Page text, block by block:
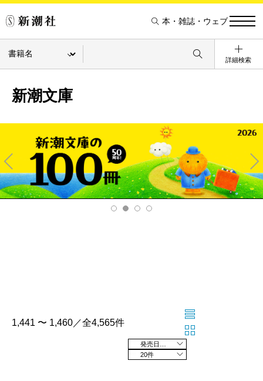
本・雑誌・ウェブ
詳細検索
新潮文庫
Pre
v
Ne
xt
1,441 〜 1,460／全4,565件
20件